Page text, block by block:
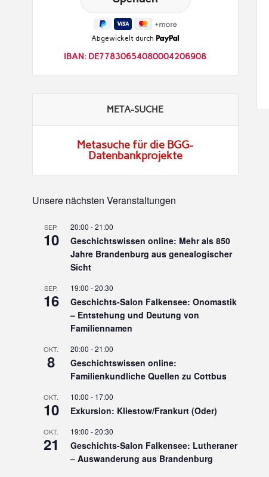
Abgewickelt durch
IBAN: DE77830654080004206908
META-SUCHE
Metasuche für die BGG-
Datenbankprojekte
Unsere nächsten Veranstaltungen
SEP.
10
20:00 -21:00
Geschichtswissen online: Mehr als 850
Jahre Brandenburg aus genealogischer
Sicht
SEP.
16
19:00 -20:30
Geschichts-Salon Falkensee: Onomastik
– Entstehung und Deutung von
Familiennamen
OKT.
8
20:00 -21:00
Geschichtswissen online:
Familienkundliche Quellen zu Cottbus
OKT.
10
10:00 - 17:00
Exkursion: Kliestow/Frankurt (Oder)
OKT.
21
19:00 -20:30
Geschichts-Salon Falkensee: Lutheraner
– Auswanderung aus Brandenburg